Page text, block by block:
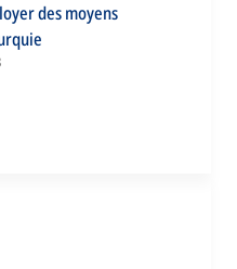
des moyens